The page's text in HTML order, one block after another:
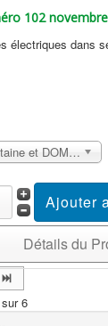
102
électriques dans
France métropolitaine et DOM Sans surcoût
Détails du
6